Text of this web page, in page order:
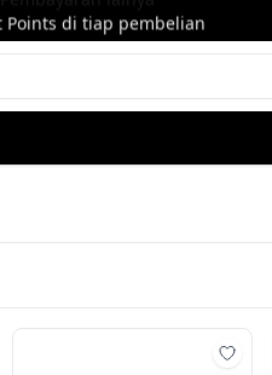
Points di tiap pembelian